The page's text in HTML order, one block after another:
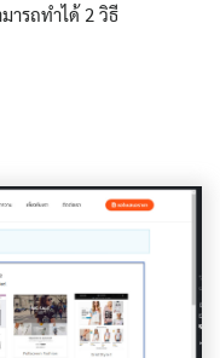
ารถทำได้ 2 วิธี